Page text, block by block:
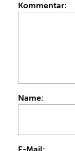
Kommentar:
Name: